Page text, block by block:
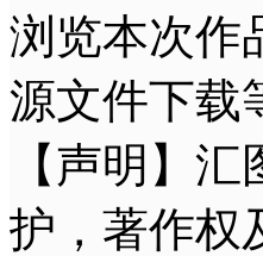
浏览本次作
源文件下载
【声明】
护，著作权